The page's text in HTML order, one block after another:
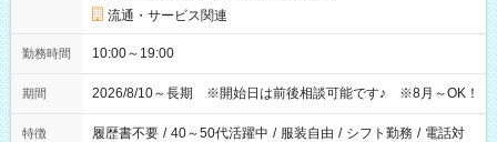
流通・サービス関連
勤務時間 10:00～19:00
期間 2026/8/10～長期 ※開始日は前後相談可能です♪ ※8月～OK！
特徴 履歴書不要 / 40～50代活躍中 / 服装自由 / シフト勤務 / 電話対